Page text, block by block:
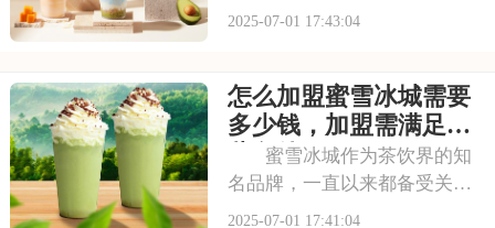
茶，满足不同消费者口味。门
力和市场潜力，让众多投资者
心动不已，那么加盟蜜雪冰城
需要多少费用呢？以下
2025-07-01 17:43:04
怎么加盟蜜雪冰城需要
多少钱，加盟需满足哪
些条件
蜜雪冰城作为茶饮界的知
名品牌，一直以来都备受关
注。它以丰富的产品线和高性
2025-07-01 17:41:04